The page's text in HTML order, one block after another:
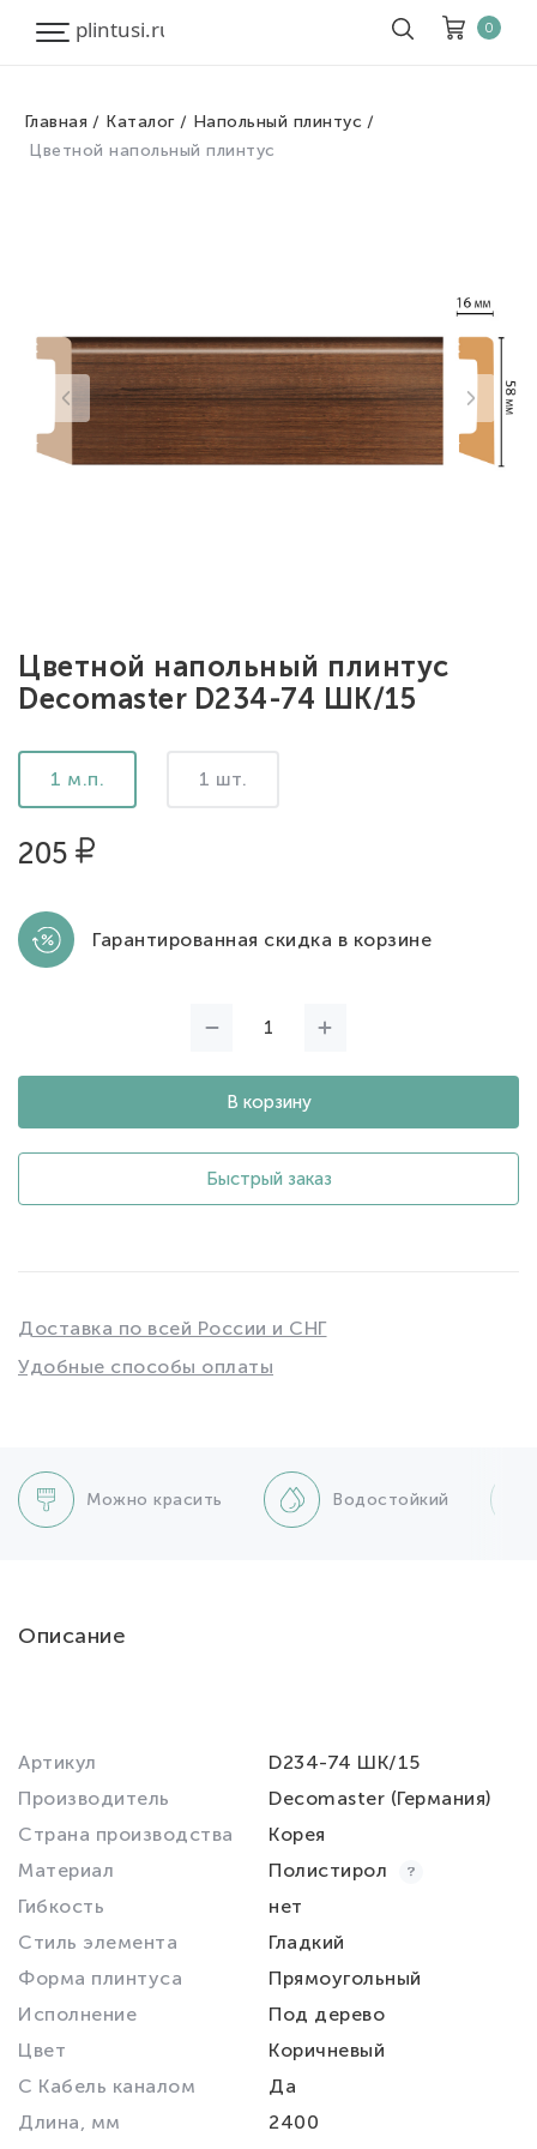
Корзина
0
0
Главная Каталог
Напольный плинтус
Цветной напольный плинтус
Цветной напольный плинтус
Decomaster D234-74 ШК/15
1 м.п. 1 шт.
205
Гарантированная скидка в корзине
В корзину
Быстрый заказ
Доставка по всей России и СНГ
Удобные способы оплаты
Можно красить Водостойкий
Описание
Артикул
D234-74 ШК/15
Производитель
Decomaster (Германия)
Страна производства
Корея
Материал
Полистирол
Гибкость
нет
Стиль элемента
Гладкий
Форма плинтуса
Прямоугольный
Исполнение
Под дерево
Цвет
Коричневый
С Кабель каналом
Да
Длина, мм
2400